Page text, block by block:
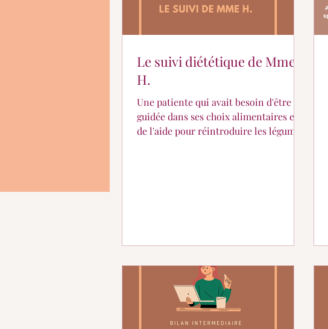
Le suivi diététique de Mme
H.
Une patiente qui avait besoin d'être
guidée dans ses choix alimentaires et
de l'aide pour réintroduire les légumes